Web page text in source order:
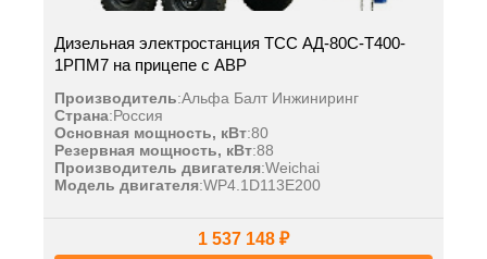
Дизельная электростанция ТСС АД-80С-Т400-
1РПМ7 на прицепе с АВР
Производитель:Альфа Балт Инжиниринг
Страна:Россия
Основная мощность, кВт:80
Резервная мощность, кВт:88
Производитель двигателя:Weichai
Модель двигателя:WP4.1D113E200
1 537 148 ₽